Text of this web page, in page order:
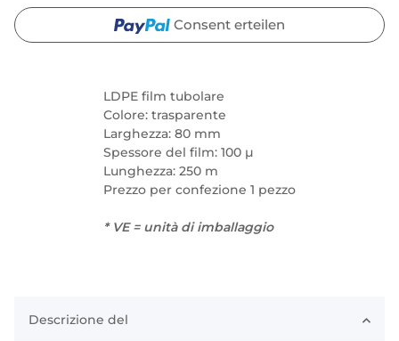
LDPE film tubolare
Colore: trasparente
Larghezza: 80 mm
Spessore del film: 100 µ
Lunghezza: 250 m
Prezzo per confezione 1 pezzo
* VE = unità di imballaggio
Consent erteilen
Descrizione del